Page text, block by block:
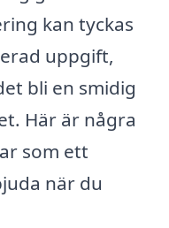
kan tyckas
uppgift,
bli en smidig
Här är några
som ett
när du